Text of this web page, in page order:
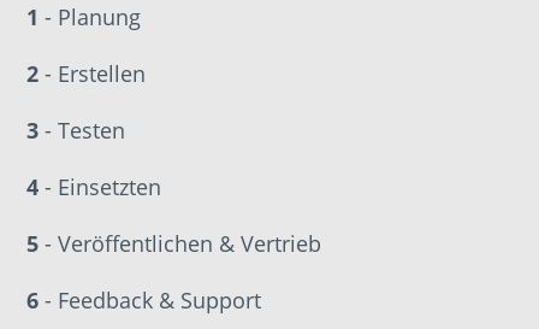
1 - Planung
2 - Erstellen
3 - Testen
4 - Einsetzten
5 - Veröffentlichen & Vertrieb
6 - Feedback & Support